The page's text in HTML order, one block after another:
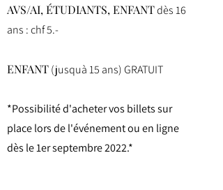
AVS/AI, ÉTUDIANTS, ENFANTdès 16
ans : chf 5.-
ENFANT(jusquà 15 ans) GRATUIT
*Possibilité d'acheter vos billets sur
place lors de l'événement ou en ligne
dès le 1er septembre 2022.*